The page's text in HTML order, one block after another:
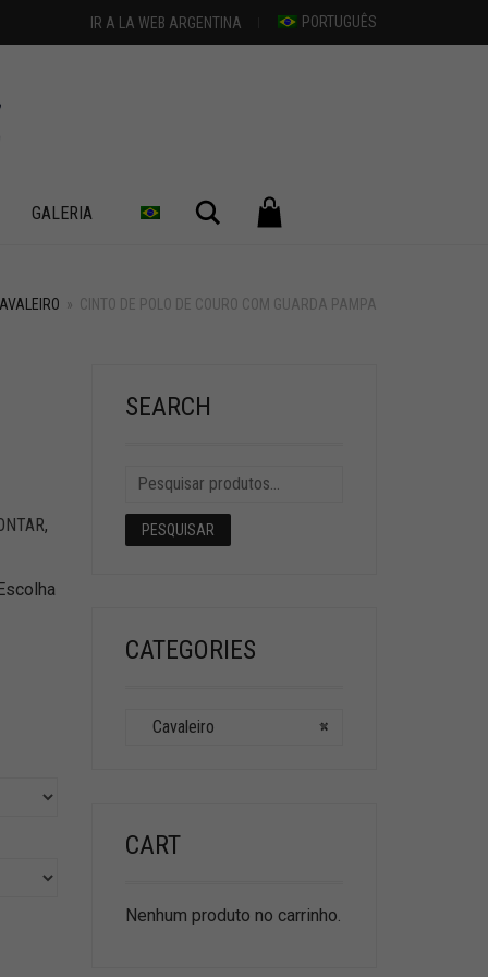
IR A LA WEB ARGENTINA PORTUGUÊS
GALERIA Pesquisar
» CINTO DE POLO DE COURO COM GUARDA PAMPA
,
SEARCH
PESQUISAR
CATEGORIES
×
Cavaleiro
CART
Nenhum produto no carrinho.